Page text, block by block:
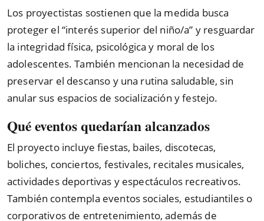
Los proyectistas sostienen que la medida busca
proteger el “interés superior del niño/a” y resguardar
la integridad física, psicológica y moral de los
adolescentes. También mencionan la necesidad de
preservar el descanso y una rutina saludable, sin
anular sus espacios de socialización y festejo.
Qué eventos quedarían alcanzados
El proyecto incluye fiestas, bailes, discotecas,
boliches, conciertos, festivales, recitales musicales,
actividades deportivas y espectáculos recreativos.
También contempla eventos sociales, estudiantiles o
corporativos de entretenimiento, además de